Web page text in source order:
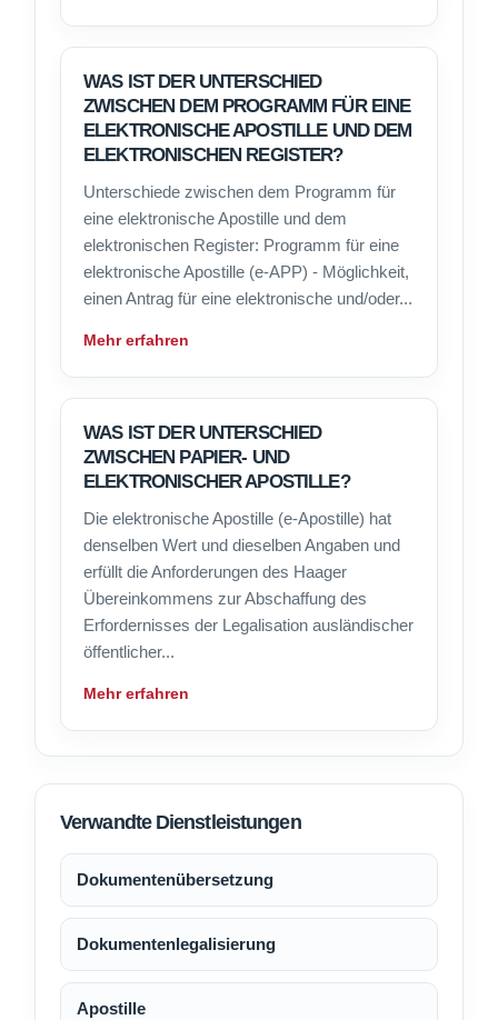
WAS IST DER UNTERSCHIED
ZWISCHEN DEM PROGRAMM FÜR EINE
ELEKTRONISCHE APOSTILLE UND DEM
ELEKTRONISCHEN REGISTER?
Unterschiede zwischen dem Programm für
eine elektronische Apostille und dem
elektronischen Register: Programm für eine
elektronische Apostille (e-APP) - Möglichkeit,
einen Antrag für eine elektronische und/oder...
Mehr erfahren
WAS IST DER UNTERSCHIED
ZWISCHEN PAPIER- UND
ELEKTRONISCHER APOSTILLE?
Die elektronische Apostille (e-Apostille) hat
denselben Wert und dieselben Angaben und
erfüllt die Anforderungen des Haager
Übereinkommens zur Abschaffung des
Erfordernisses der Legalisation ausländischer
öffentlicher...
Mehr erfahren
Verwandte Dienstleistungen
Dokumentenübersetzung
Dokumentenlegalisierung
Apostille